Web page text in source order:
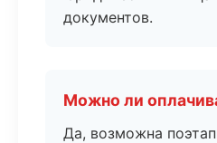
документов.
Можно ли
Да, возможна